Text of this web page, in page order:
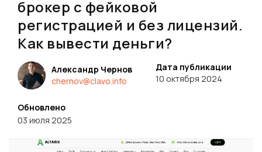
брокер с фейковой
регистрацией и без лицензий.
Как вывести деньги?
Александр Чернов
chernov@clavo.info
Дата публикации
10 октября 2024
Обновлено
03 июля 2025